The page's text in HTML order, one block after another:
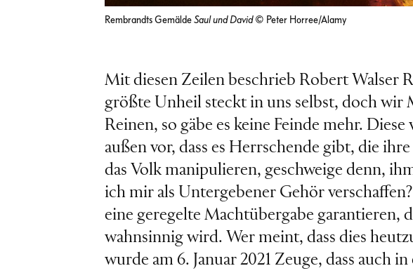
Rembrandts GemäldeSaul und David © Peter Horree/Alamy
Mit diesen Zeilen beschrieb Robert Walser
größte Unheil steckt in uns selbst, doch wir
Reinen, so gäbe es keine Feinde mehr.
außen vor, dass es Herrschende gibt, die
das Volk manipulieren, geschweige denn,
ich mir als Untergebener Gehör
eine geregelte Machtübergabe garantieren,
wahnsinnig wird. Wer meint, dass dies
wurde am 6. Januar 2021 Zeuge, dass auch